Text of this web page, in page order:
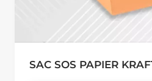
SAC SOS PAPIER